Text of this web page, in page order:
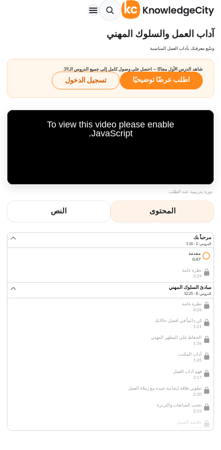
آداب العمل والسلوك المهني
وسّع معرفتك بآداب العمل المناسبة
شاهد الدرس الأول مجانًا — احصل على وصول كامل إلى جميع الدروس الـ39.
اطلب عرضًا توضيحيًا تسجيل الدخول
To view this video please enable
JavaScript.
دورة تدريبية: عند الطلب
المحتوى النص
مرحباً بك
الدروس: 2 · 1:16
مقدمة
0:47
نظرة عامة
0:29
مبادئ السلوك المهني
الدروس: 8 · 12:25
نظرة عامة
0:26
كن دائماً في أفضل حالاتك
1:21
الحفاظ على المظهر المهني
1:36
آداب المكتب
1:45
فهم آداب العمل
2:17
تطوير علاقة إيجابية جيدة مع زملاء العمل
2:20
تجنب الشائعات والثرثرة
2:16
خلاصة الفصل